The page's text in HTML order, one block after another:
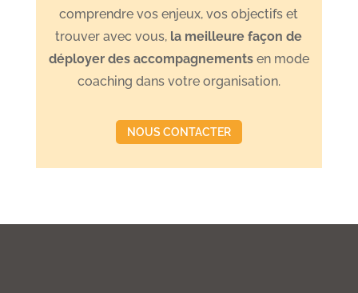
comprendre vos enjeux, vos objectifs et
trouver avec vous, la meilleure façon de
déployer des accompagnementsen mode
coaching dans votre organisation.
NOUS CONTACTER